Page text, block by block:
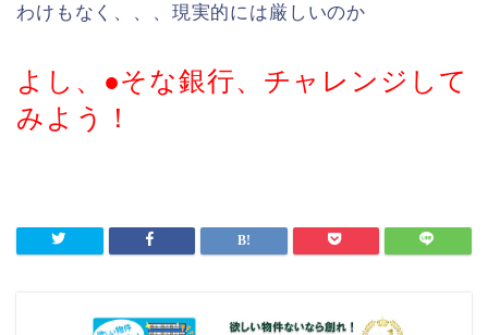
わけもなく、、、現実的には厳しいのか
よし、●そな銀行、チャレンジして
みよう！